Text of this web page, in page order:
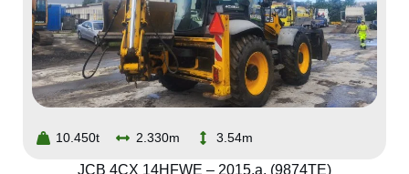
10.450t 2.330m 3.54m
JCB 4CX 14HFWE – 2015.a. (9874TE)